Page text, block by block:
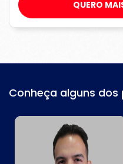
QUERO
Conheça alguns dos